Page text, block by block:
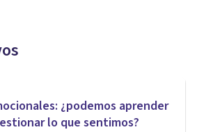
¿podemos aprender
lo que sentimos?